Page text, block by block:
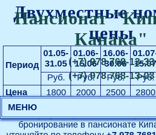
Пансионат
Канака"
(+7) 978 768-13-33
(+7) 978 768-13-03
МЕНЮ
Двухместные
цены
Период
01.05-
31.05
Руб.
01.06-
15.06
Руб.
16.06-
30.06
Руб.
15.07
Руб.
Цена 1800 2000 2500 2800
Цену за проживание и
бронирование в пансионате